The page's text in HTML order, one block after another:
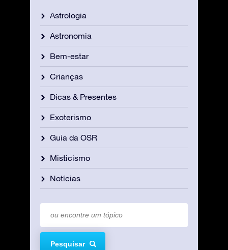
Astrologia
Astronomia
Bem-estar
Crianças
Dicas & Presentes
Exoterismo
Guia da OSR
Misticismo
Notícias
Pesquisar